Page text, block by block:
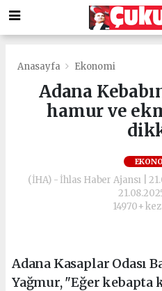
Anasayfa Ekonomi
Adana
hamur ve
(İHA) - İhlas Haber Ajansı |
14970+
Adana Kasaplar Odası
Yağmur, "Eğer kebapta